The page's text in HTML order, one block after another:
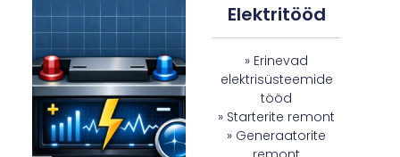
Elektritööd
» Erinevad
elektrisüsteemide
tööd
» Starterite remont
» Generaatorite